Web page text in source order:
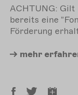
ACHTUNG:
bereits eine
Förderung
mehr